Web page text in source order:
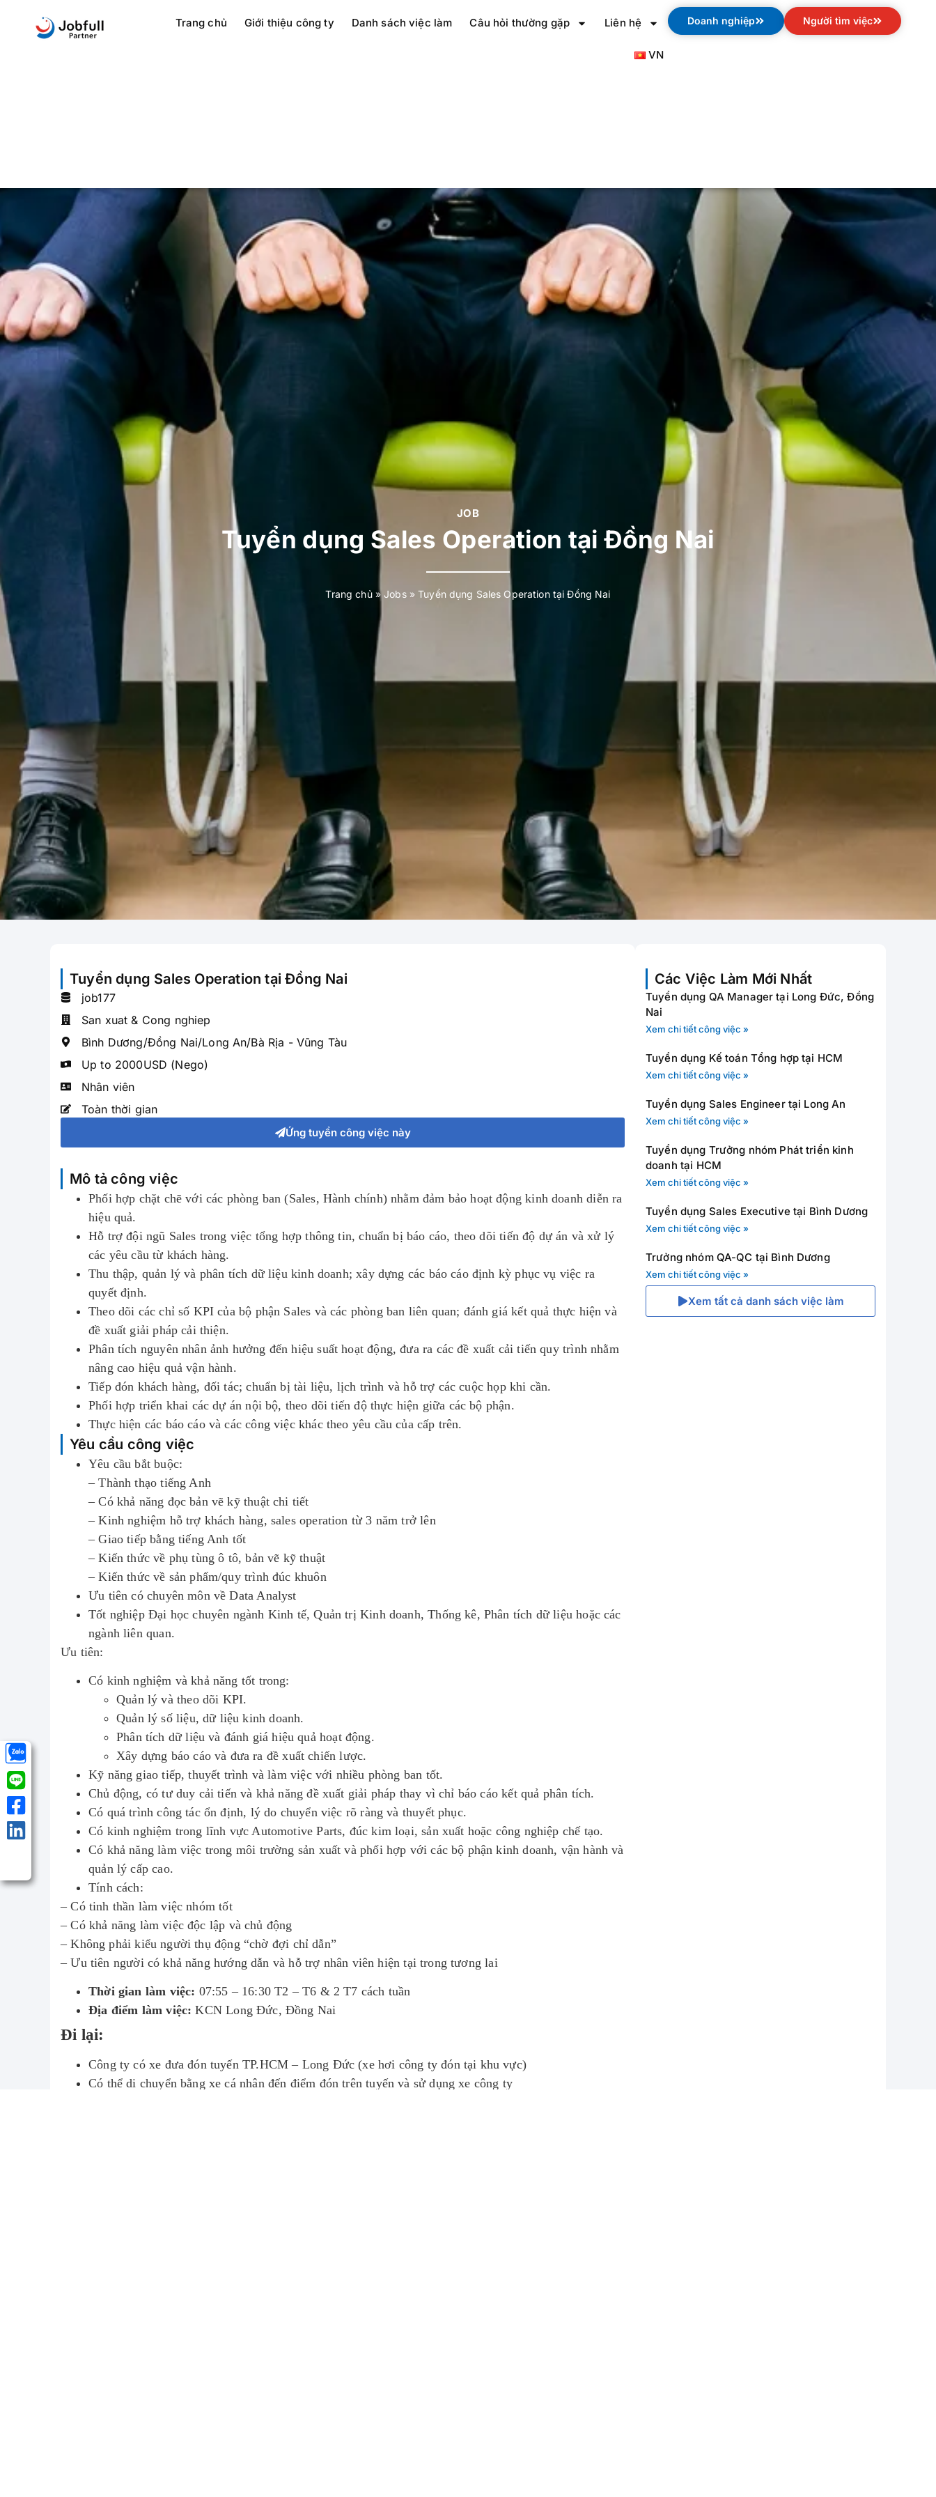
Trang chủ Giới thiệu công ty Danh sách việc làm Câu hỏi thường gặp Liên hệ
VN
Doanh nghiệp Người tìm việc
JOB
Tuyển dụng Sales Operation tại Đồng Nai
Trang chủ»Jobs»Tuyển dụng Sales Operation tại Đồng Nai
Tuyển dụng Sales Operation tại Đồng Nai
job177
San xuat & Cong nghiep
Bình Dương/Đồng Nai/Long An/Bà Rịa - Vũng Tàu
Up to 2000USD (Nego)
Nhân viên
Toàn thời gian
Ứng tuyển công việc này
Mô tả công việc
Phối hợp chặt chẽ với các phòng ban (Sales, Hành chính) nhằm đảm bảo hoạt động kinh doanh diễn ra
hiệu quả.
Hỗ trợ đội ngũ Sales trong việc tổng hợp thông tin, chuẩn bị báo cáo, theo dõi tiến độ dự án và xử lý
các yêu cầu từ khách hàng.
Thu thập, quản lý và phân tích dữ liệu kinh doanh; xây dựng các báo cáo định kỳ phục vụ việc ra
quyết định.
Theo dõi các chỉ số KPI của bộ phận Sales và các phòng ban liên quan; đánh giá kết quả thực hiện và
đề xuất giải pháp cải thiện.
Phân tích nguyên nhân ảnh hưởng đến hiệu suất hoạt động, đưa ra các đề xuất cải tiến quy trình nhằm
nâng cao hiệu quả vận hành.
Tiếp đón khách hàng, đối tác; chuẩn bị tài liệu, lịch trình và hỗ trợ các cuộc họp khi cần.
Phối hợp triển khai các dự án nội bộ, theo dõi tiến độ thực hiện giữa các bộ phận.
Thực hiện các báo cáo và các công việc khác theo yêu cầu của cấp trên.
Yêu cầu công việc
Yêu cầu bắt buộc:
– Thành thạo tiếng Anh
– Có khả năng đọc bản vẽ kỹ thuật chi tiết
– Kinh nghiệm hỗ trợ khách hàng, sales operation từ 3 năm trở lên
– Giao tiếp bằng tiếng Anh tốt
– Kiến thức về phụ tùng ô tô, bản vẽ kỹ thuật
– Kiến thức về sản phẩm/quy trình đúc khuôn
Ưu tiên có chuyên môn về Data Analyst
Tốt nghiệp Đại học chuyên ngành Kinh tế, Quản trị Kinh doanh, Thống kê, Phân tích dữ liệu hoặc các
ngành liên quan.
Ưu tiên:
Có kinh nghiệm và khả năng tốt trong:
Quản lý và theo dõi KPI.
Quản lý số liệu, dữ liệu kinh doanh.
Phân tích dữ liệu và đánh giá hiệu quả hoạt động.
Xây dựng báo cáo và đưa ra đề xuất chiến lược.
Kỹ năng giao tiếp, thuyết trình và làm việc với nhiều phòng ban tốt.
Chủ động, có tư duy cải tiến và khả năng đề xuất giải pháp thay vì chỉ báo cáo kết quả phân tích.
Có quá trình công tác ổn định, lý do chuyển việc rõ ràng và thuyết phục.
Có kinh nghiệm trong lĩnh vực Automotive Parts, đúc kim loại, sản xuất hoặc công nghiệp chế tạo.
Có khả năng làm việc trong môi trường sản xuất và phối hợp với các bộ phận kinh doanh, vận hành và
quản lý cấp cao.
Tính cách:
– Có tinh thần làm việc nhóm tốt
– Có khả năng làm việc độc lập và chủ động
– Không phải kiểu người thụ động “chờ đợi chỉ dẫn”
– Ưu tiên người có khả năng hướng dẫn và hỗ trợ nhân viên hiện tại trong tương lai
Thời gian làm việc: 07:55 – 16:30 T2 – T6 & 2 T7 cách tuần
Địa điểm làm việc: KCN Long Đức, Đồng Nai
Đi lại:
Công ty có xe đưa đón tuyến TP.HCM – Long Đức (xe hơi công ty đón tại khu vực)
Có thể di chuyển bằng xe cá nhân đến điểm đón trên tuyến và sử dụng xe công ty
Các Việc Làm Mới Nhất
Tuyển dụng QA Manager tại Long Đức, Đồng
Nai
Xem chi tiết công việc »
Tuyển dụng Kế toán Tổng hợp tại HCM
Xem chi tiết công việc »
Tuyển dụng Sales Engineer tại Long An
Xem chi tiết công việc »
Tuyển dụng Trưởng nhóm Phát triển kinh
doanh tại HCM
Xem chi tiết công việc »
Tuyển dụng Sales Executive tại Bình Dương
Xem chi tiết công việc »
Trưởng nhóm QA-QC tại Bình Dương
Xem chi tiết công việc »
Xem tất cả danh sách việc làm